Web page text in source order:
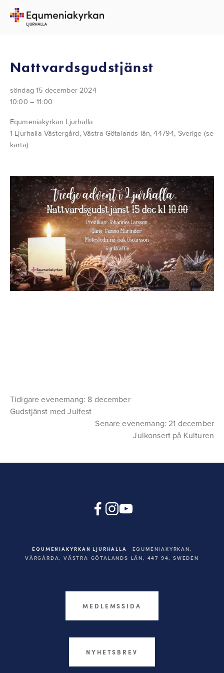
TILLBAKA TILL ALLA EVENEMANG
Nattvardsgudstjänst
söndag 15 december 2024
10:00
11:00
Equmeniakyrkan Ljurhalla
1 Ljurhalla Västergård Västra Götalands län, 44794 Sverige (se
karta)
Tidigare evenemang: 8 december
Gudstjänst med Julfest
Senare evenemang: 21 december
Julkonsert på Kulturen
EQUMENIAKYRKAN LJURHALLA
EQUMENIAKYRKAN,
VÅRGÅRDA, VÄSTRA GÖTALANDS LÄN, 447 94, SWEDEN
MEDLEMSSIDA
NYHETSBREV